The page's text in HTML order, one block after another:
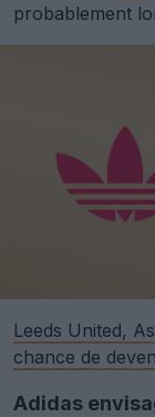
probablement
Leeds United,
chance de
Adidas